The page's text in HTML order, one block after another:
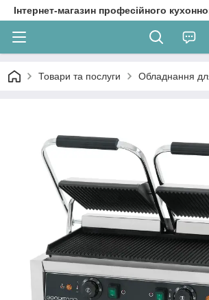
Інтернет-магазин професійного
Товари та послуги Обладнання